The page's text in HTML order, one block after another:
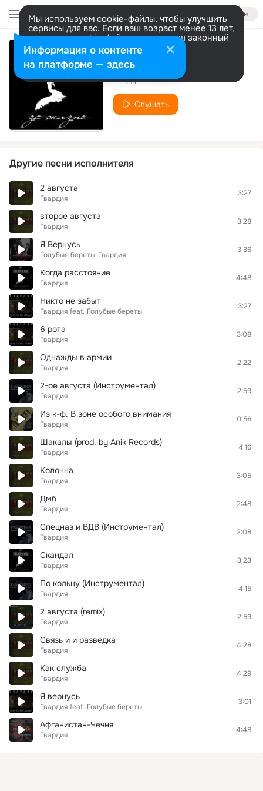
Войти
Мы используем cookie-файлы, чтобы улучшить
сервисы для вас. Если ваш возраст менее 13 лет,
настроить cookie-файлы должен ваш законный
представитель. Больше информации
Разрешить все Настроить
Высота
Гвардия
Слушать
Другие песни исполнителя
2 августа
Гвардия
3:27
второе августа
Гвардия
3:28
Я Вернусь
Голубые береты Гвардия
3:36
Когда расстояние
Гвардия
4:48
Никто не забыт
Гвардия feat. Голубые береты
3:27
6 рота
Гвардия
3:08
Однажды в армии
Гвардия
2:22
2-ое августа (Инструментал)
Гвардия
2:59
Из к-ф. В зоне особого внимания
Гвардия
0:56
Шакалы (prod. by Anik Records)
Гвардия
4:16
Колонна
Гвардия
3:05
Дмб
Гвардия
2:48
Спецназ и ВДВ (Инструментал)
Гвардия
2:08
Скандал
Гвардия
3:23
По кольцу (Инструментал)
Гвардия
4:15
2 августа (remix)
Гвардия
2:59
Связь и и разведка
Гвардия
4:28
Как служба
Гвардия
4:29
Я вернусь
Гвардия feat. Голубые береты
3:01
Афганистан-Чечня
Гвардия
4:48
Информация о контенте
на платформе — здесь